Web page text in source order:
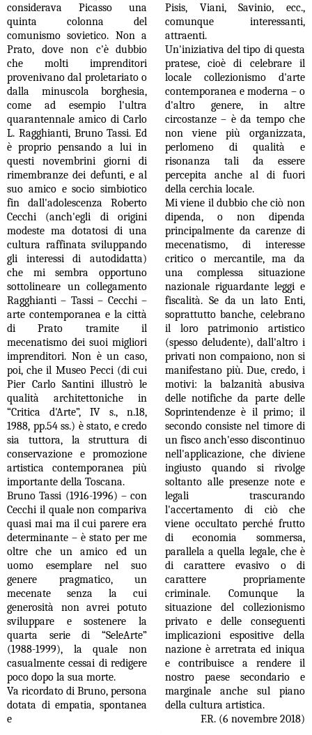
considerava Picasso una
quinta colonna del
comunismo sovietico. Non a
Prato, dove non c'è dubbio
che molti imprenditori
provenivano dal proletariato o
dalla minuscola borghesia,
come ad esempio l'ultra
quarantennale amico di Carlo
L. Ragghianti, Bruno Tassi. Ed
è proprio pensando a lui in
questi novembrini giorni di
rimembranze dei defunti, e al
suo amico e socio simbiotico
fin dall'adolescenza Roberto
Cecchi (anch'egli di origini
modeste ma dotatosi di una
cultura raffinata sviluppando
gli interessi di autodidatta)
che mi sembra opportuno
sottolineare un collegamento
Ragghianti – Tassi – Cecchi –
arte contemporanea e la città
di Prato tramite il
mecenatismo dei suoi migliori
imprenditori. Non è un caso,
poi, che il Museo Pecci (di cui
Pier Carlo Santini illustrò le
qualità architettoniche in
“Critica d'Arte”, IV s., n.18,
1988, pp.54 ss.) è stato, e credo
sia tuttora, la struttura di
conservazione e promozione
artistica contemporanea più
importante della Toscana.
Bruno Tassi (1916-1996) – con
Cecchi il quale non compariva
quasi mai ma il cui parere era
determinante – è stato per me
oltre che un amico ed un
uomo esemplare nel suo
genere pragmatico, un
mecenate senza la cui
generosità non avrei potuto
sviluppare e sostenere la
quarta serie di “SeleArte”
(1988-1999), la quale non
casualmente cessai di redigere
poco dopo la sua morte.
Va ricordato di Bruno, persona
dotata di empatia, spontanea
e
Pisis, Viani, Savinio, ecc.,
comunque interessanti,
attraenti.
Un'iniziativa del tipo di questa
pratese, cioè di celebrare il
locale collezionismo d'arte
contemporanea e moderna – o
d'altro genere, in altre
circostanze – è da tempo che
non viene più organizzata,
perlomeno di qualità e
risonanza tali da essere
percepita anche al di fuori
della cerchia locale.
Mi viene il dubbio che ciò non
dipenda, o non dipenda
principalmente da carenze di
mecenatismo, di interesse
critico o mercantile, ma da
una complessa situazione
nazionale riguardante leggi e
fiscalità. Se da un lato Enti,
soprattutto banche, celebrano
il loro patrimonio artistico
(spesso deludente), dall'altro i
privati non compaiono, non si
manifestano più. Due, credo, i
motivi: la balzanità abusiva
delle notifiche da parte delle
Soprintendenze è il primo; il
secondo consiste nel timore di
un fisco anch'esso discontinuo
nell'applicazione, che diviene
ingiusto quando si rivolge
soltanto alle presenze note e
legali trascurando
l'accertamento di ciò che
viene occultato perché frutto
di economia sommersa,
parallela a quella legale, che è
di carattere evasivo o di
carattere propriamente
criminale. Comunque la
situazione del collezionismo
privato e delle conseguenti
implicazioni espositive della
nazione è arretrata ed iniqua
e contribuisce a rendere il
nostro paese secondario e
marginale anche sul piano
della cultura artistica.
F.R. (6 novembre 2018)